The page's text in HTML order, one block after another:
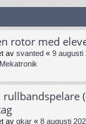
rotor med
av svanted « 9 augusti
rullbandspelare
av gkar « 8 augusti